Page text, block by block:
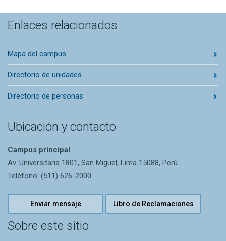
Enlaces relacionados
Mapa del campus
Directorio de unidades
Directorio de personas
Ubicación y contacto
Campus principal
Av. Universitaria 1801, San Miguel, Lima 15088, Perú
Teléfono: (511) 626-2000
Enviar mensaje Libro de Reclamaciones
Sobre este sitio